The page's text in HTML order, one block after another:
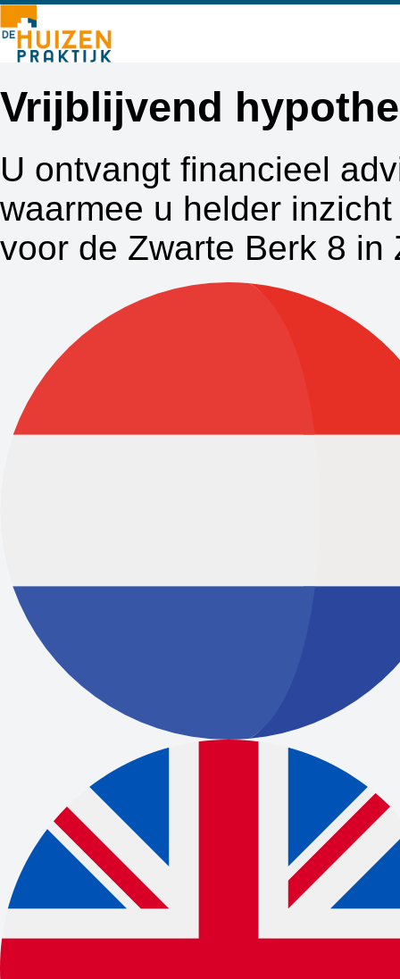
Vrijblijvend
U ontvangt financieel
waarmee u helder
voor de Zwarte Berk 8 in